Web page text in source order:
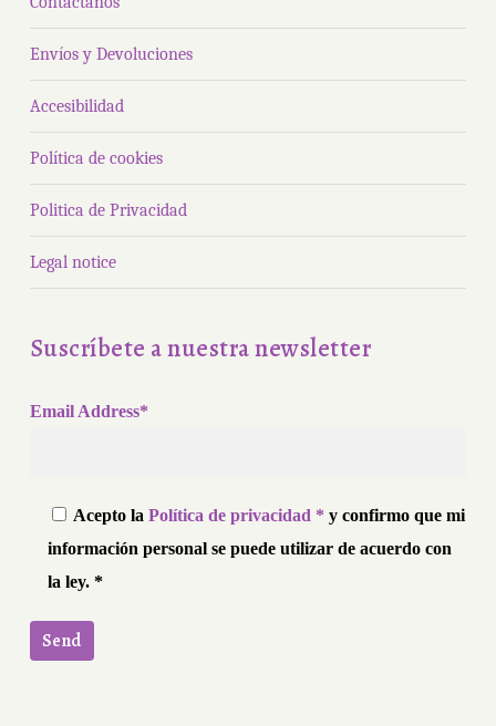
Envíos y Devoluciones
Accesibilidad
Política de cookies
Politica de Privacidad
Legal notice
Suscríbete a nuestra newsletter
Email Address*
Acepto la Política de privacidad * y confirmo que mi
información personal se puede utilizar de acuerdo con
la ley. *